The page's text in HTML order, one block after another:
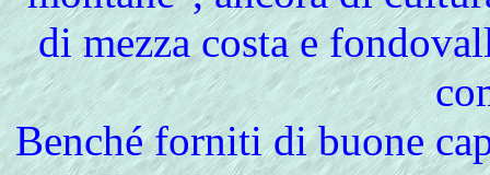
di mezza costa e
Benchéforniti di buone